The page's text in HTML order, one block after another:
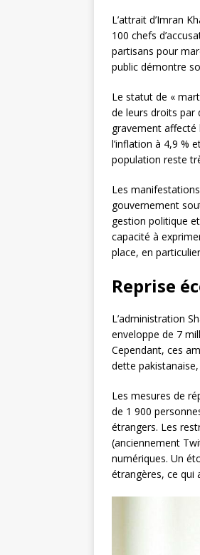
L’attrait d’Imran
100 chefs
partisans pour
public démontre
Le statut de «
de leurs droits par
gravement affecté
l’inflation à 4,9 %
population reste
Les
gouvernement
gestion politique
capacité à
place, en
Reprise
L’administration
enveloppe de 7
Cependant, ces
dette
Les mesures de
de 1 900
étrangers. Les
(anciennement
numériques. Un
étrangères, ce qui